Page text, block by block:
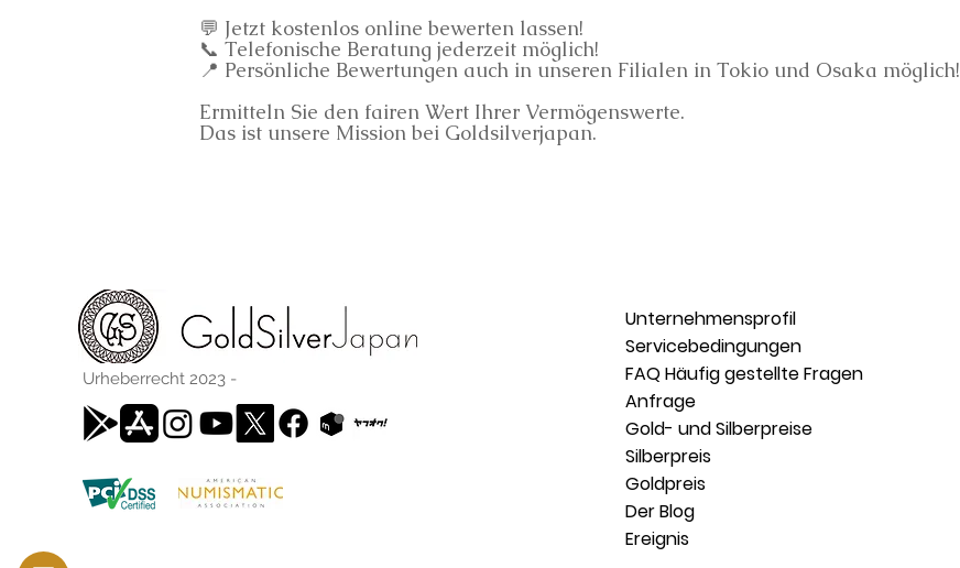
💬 Jetzt kostenlos online bewerten lassen!
📞 Telefonische Beratung jederzeit möglich!
📍 Persönliche Bewertungen auch in unseren Filialen in Tokio und Osaka möglich!
Ermitteln Sie den fairen Wert Ihrer Vermögenswerte.
Das ist unsere Mission bei Goldsilverjapan.
Urheberrecht 2023 -
Unternehmensprofil
Servicebedingungen
FAQ Häufig gestellte Fragen
Anfrage
Gold- und Silberpreise
Silberpreis
Goldpreis
Der Blog
Ereignis